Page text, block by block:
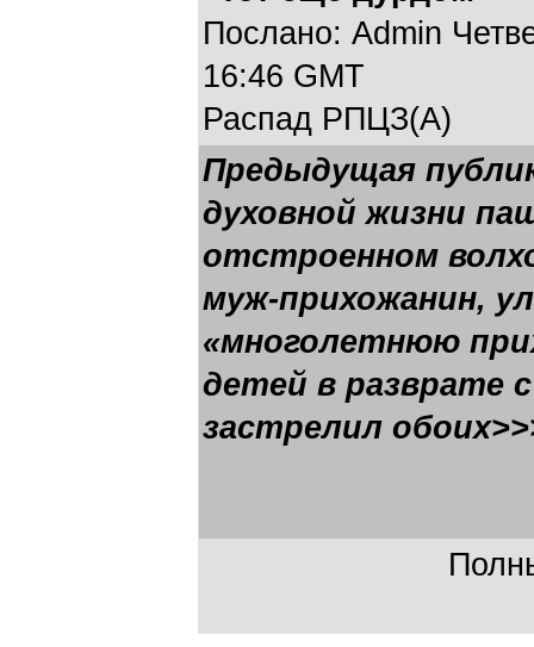
Послано: Admin
16:46 GMT
Распад РПЦЗ(А)
Предыдущая
духовной жизни
отстроенном
муж-прихожанин,
«многолетнюю
детей в разврате
застрелил